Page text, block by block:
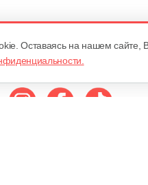
Оставаясь на нашем сайте,